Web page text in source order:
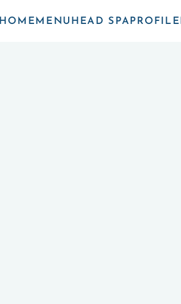
HOME MENU HEAD SPA PROFILE